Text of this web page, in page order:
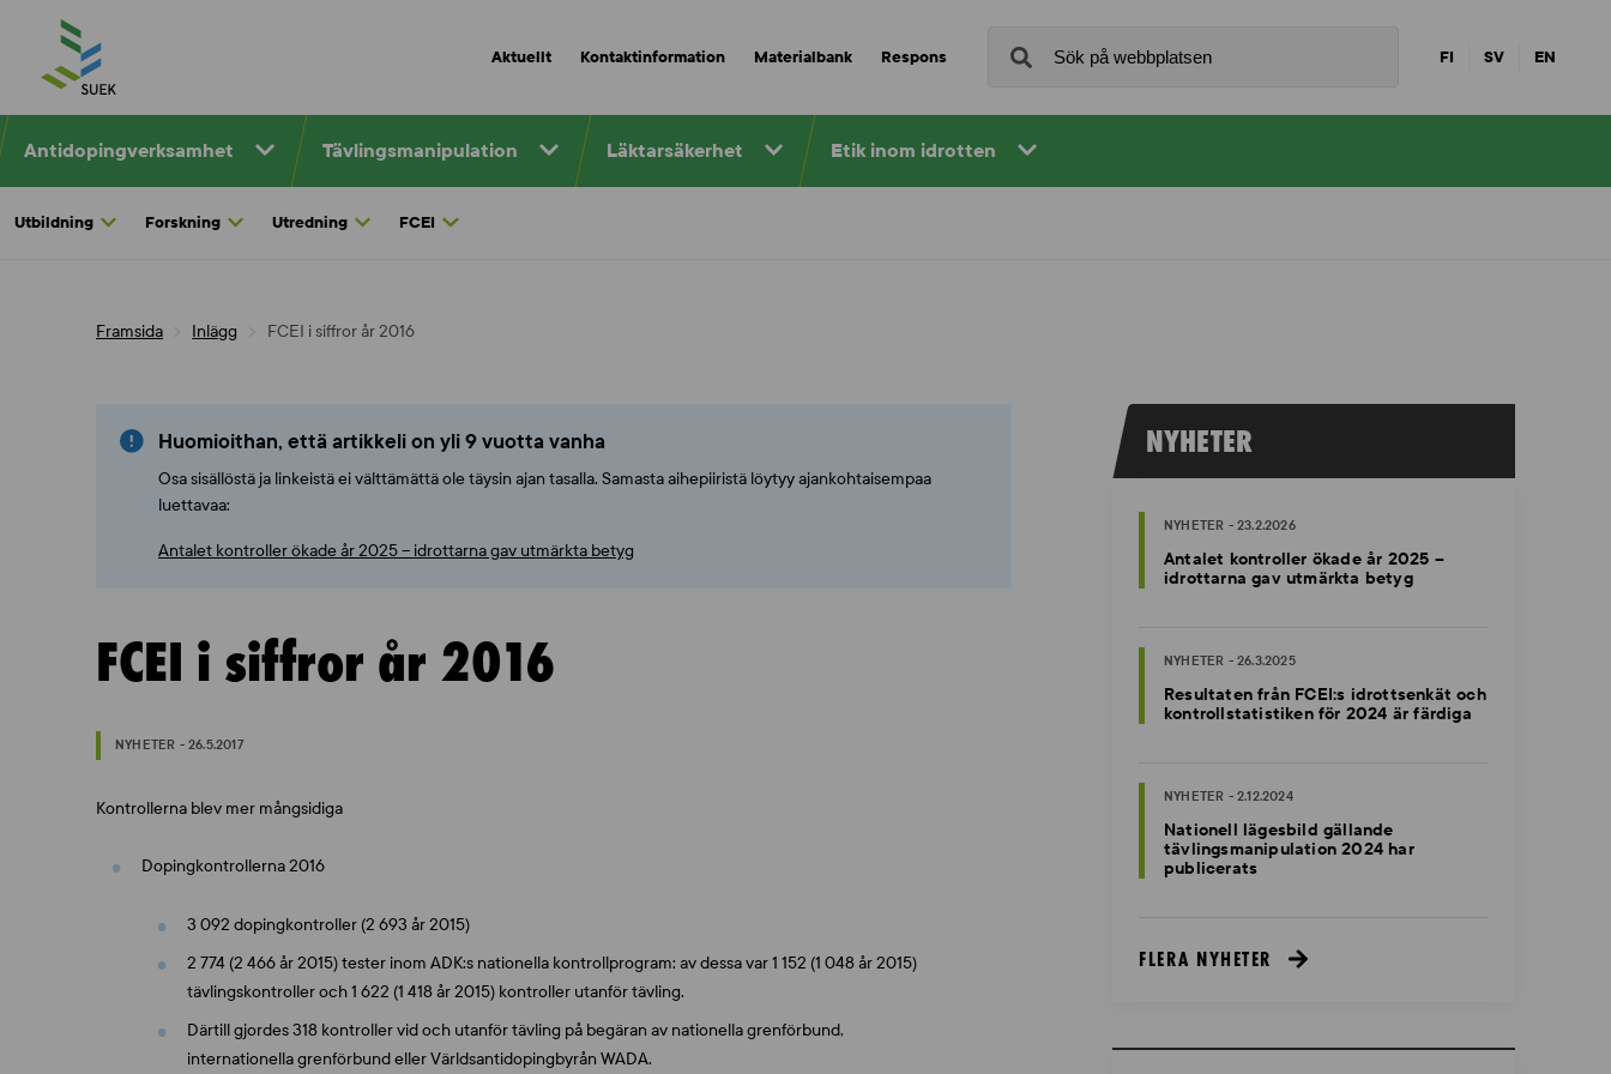
content
Aktuellt Kontaktinformation Materialbank Respons FI SV EN
Antidopingverksamhet Tävlingsmanipulation Läktarsäkerhet Etik inom idrotten
Utbildning Forskning Utredning FCEI
Framsida Inlägg FCEI i siffror år 2016
Huomioithan, että artikkeli on yli 9 vuotta vanha
Osa sisällöstä ja linkeistä ei välttämättä ole täysin ajan tasalla. Samasta aihepiiristä löytyy ajankohtaisempaa
luettavaa:
Antalet kontroller ökade år 2025 – idrottarna gav utmärkta betyg
FCEI i siffror år 2016
NYHETER - 26.5.2017
Kontrollerna blev mer mångsidiga
Dopingkontrollerna 2016
3 092 dopingkontroller (2 693 år 2015)
2 774 (2 466 år 2015) tester inom ADK:s nationella kontrollprogram: av dessa var 1 152 (1 048 år 2015)
tävlingskontroller och 1 622 (1 418 år 2015) kontroller utanför tävling.
Därtill gjordes 318 kontroller vid och utanför tävling på begäran av nationella grenförbund,
internationella grenförbund eller Världsantidopingbyrån WADA.
NYHETER
NYHETER - 23.2.2026
Antalet kontroller ökade år 2025 –
idrottarna gav utmärkta betyg
NYHETER - 26.3.2025
Resultaten från FCEI:s idrottsenkät och
kontrollstatistiken för 2024 är färdiga
NYHETER - 2.12.2024
Nationell lägesbild gällande
tävlingsmanipulation 2024 har
publicerats
FLERA NYHETER